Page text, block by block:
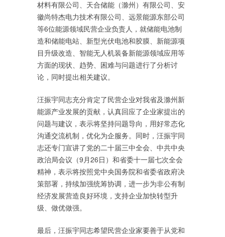
材料有限公司、天合储能（滁州）有限公司、安
徽尚特杰电力技术有限公司、远景能源东部公司
等6位能源领域民营企业负责人，就储能电池制
造和储能电站、新型光伏电池和胶膜、新能源项
目升级改造、智能无人机装备新能源领域应用等
方面的现状、趋势、困难与问题进行了分析讨
论，同时提出相关建议。
汪振宇同志充分肯定了民营企业对我省及滁州新
能源产业发展的贡献，认真回应了企业家提出的
问题与建议，表示将坚持问题导向，用好常态化
沟通交流机制，优化为企服务。同时，汪振宇同
志还专门宣讲了党的二十届三中全会、中共中央
政治局会议（9月26日）和省委十一届七次全会
精神，表示将按照党中央国务院和省委省政府决
策部署，持续加强统筹协调，进一步为非公有制
经济发展营造良好环境，支持企业加快转型升
级、做优做强。
最后，汪振宇同志希望民营企业家要善于从党和